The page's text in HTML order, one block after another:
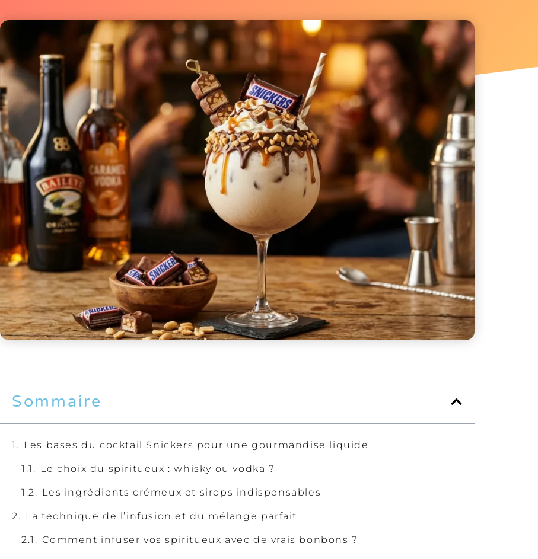
Sommaire
Les bases du cocktail Snickers pour une gourmandise liquide
Le choix du spiritueux : whisky ou vodka ?
Les ingrédients crémeux et sirops indispensables
La technique de l’infusion et du mélange parfait
Comment infuser vos spiritueux avec de vrais bonbons ?